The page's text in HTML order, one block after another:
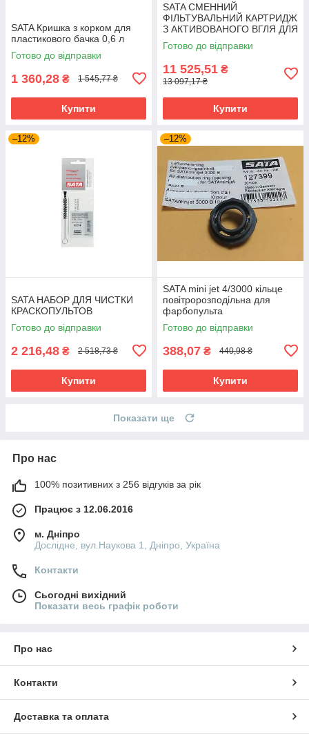
SATA Кришка з корком для
пластикового бачка 0,6 л
Готово до відправки
1 360,28 ₴ 1 545,77 ₴
Купити
SATA СМЕННИЙ
ФІЛЬТУВАЛЬНИЙ КАРТРИДЖ
З АКТИВОВАНОГО ВГЛЯ ДЛЯ
ФІЛЬТІВ
Готово до відправки
11 525,51 ₴
13 097,17 ₴
Купити
–12%
SATA НАБОР ДЛЯ ЧИСТКИ
КРАСКОПУЛЬТОВ
Готово до відправки
2 216,48 ₴ 2 518,73 ₴
Купити
–12%
SATA mini jet 4/3000 кільце
повітророзподільна для
фарбопульта
Готово до відправки
388,07 ₴ 440,98 ₴
Купити
Показати ще
Про нас
100% позитивних з 256 відгуків за рік
Працює з 12.06.2016
м. Дніпро
Дослідне, вул.Наукова 1, Дніпро, Україна
Контакти
Сьогодні вихідний
Показати весь графік роботи
Про нас
Контакти
Доставка та оплата